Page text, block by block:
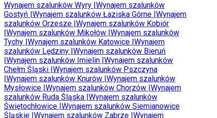
Wynajem szalunków Wyry Wynajem szalunków
Gostyń Wynajem szalunków Łaziska Górne Wynajem
szalunków Orzesze Wynajem szalunków Kobiór
Wynajem szalunków Mikołów Wynajem szalunków
Tychy Wynajem szalunków Katowice Wynajem
szalunków Lędziny Wynajem szalunków Bieruń
Wynajem szalunków Imielin Wynajem szalunków
Chełm Śląski Wynajem szalunków Pszczyna
Wynajem szalunków Knurów Wynajem szalunków
Mysłowice Wynajem szalunków Chorzów Wynajem
szalunków Ruda Śląska Wynajem szalunków
Świętochłowice Wynajem szalunków Siemianowice
Śląskie Wynajem szalunków Zabrze Wynajem